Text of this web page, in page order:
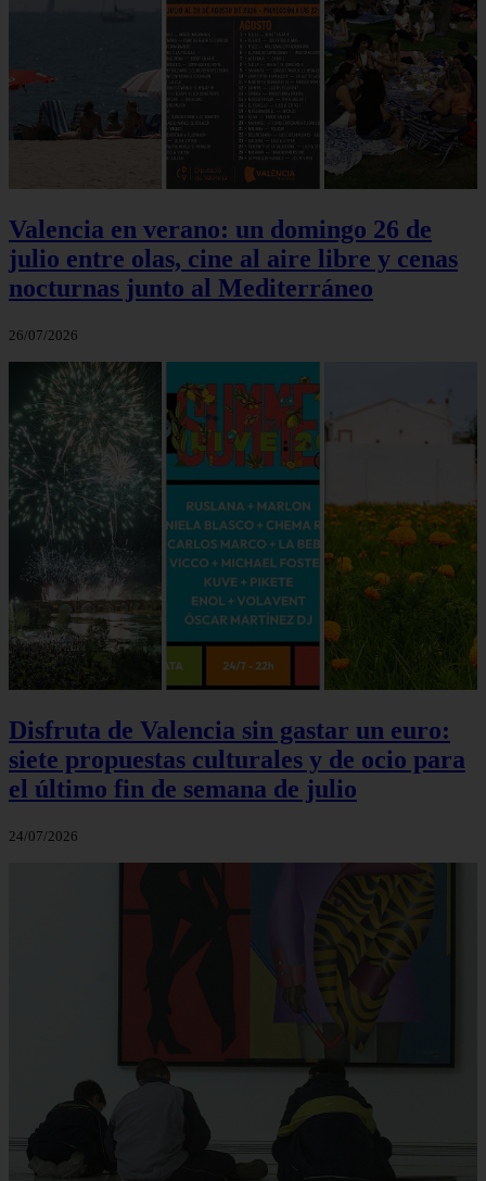
Valencia en verano: un domingo 26 de
julio entre olas, cine al aire libre y cenas
nocturnas junto al Mediterráneo
26/07/2026
Disfruta de Valencia sin gastar un euro:
siete propuestas culturales y de ocio para
el último fin de semana de julio
24/07/2026